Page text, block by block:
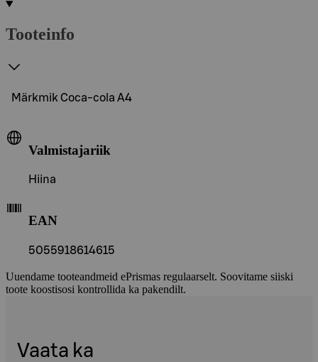
Tooteinfo
Märkmik Coca-cola A4
Valmistajariik
Hiina
EAN
5055918614615
Uuendame tooteandmeid ePrismas regulaarselt. Soovitame siiski
toote koostisosi kontrollida ka pakendilt.
Vaata ka